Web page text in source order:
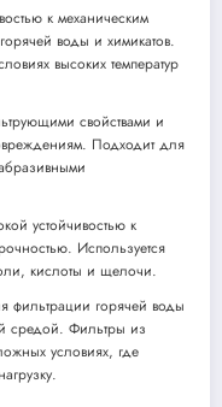
к механическим
воды и химикатов.
высоких температур
свойствами и
Подходит для
устойчивостью к
Используется
кислоты и щелочи.
фильтрации горячей воды
средой. Фильтры из
условиях, где